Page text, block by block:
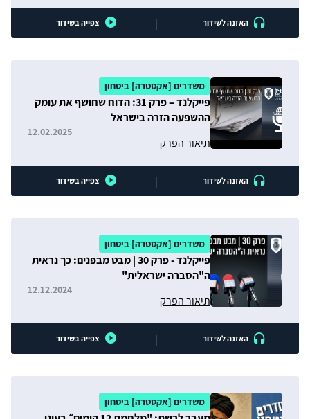
האזנה לשידור | צפייה בשידור
משדרים [אקסטרה] ביטחון
פייקלנד – פרק 31: הדוח שחושף את עומק
ההשפעה הזרה בישראל
תיאור הפרק
12.02.2025
האזנה לשידור | צפייה בשידור
משדרים [אקסטרה] ביטחון
פייקלנד - פרק 30 | מבט מבפנים: כך נראית
ה"הסברה ישראלית"
תיאור הפרק
12.12.2024
האזנה לשידור | צפייה בשידור
משדרים [אקסטרה] ביטחון